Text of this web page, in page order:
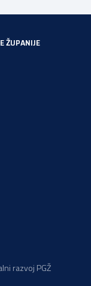
ŽUPANIJE
razvoj PGŽ